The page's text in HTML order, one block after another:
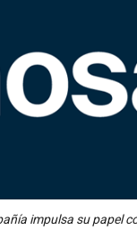
impulsa su papel